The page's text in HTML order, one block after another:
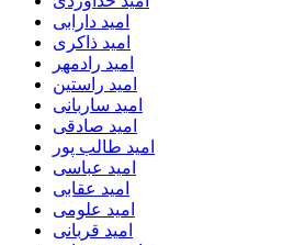
امید دارابی
امید ذاکری
امید رادمهر
امید راستین
امید ساربانی
امید صادقی
امید طالب پور
امید عباسی
امید عقابی
امید علومی
امید قربانی